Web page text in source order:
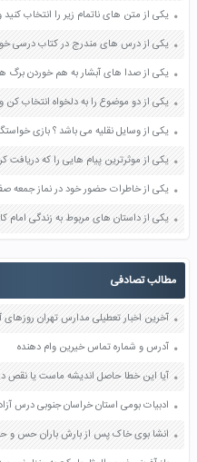
یکی از وسایل نقلیه می باشد ؟ بازی
یکی از خاطرات حضور خود در نماز جمعه صفحه 123 پیام های
یکی از داستان های مربوط به زندگی امام کاظم صفحه 45 هدیه
مطالب تصادفی
آخرین اخبار تعطیلی مدارس تهران روزهای
آدرس و شماره تماس خیرین وام دهنده
ادبیات بومی استان خراسان جنوبی درس
انشا بوی خاک پس از بارش باران حس و حال صفحه 62 و 63